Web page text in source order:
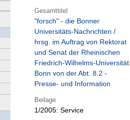
Gesamttitel
"forsch" - die Bonner
Universitäts-Nachrichten /
hrsg. im Auftrag von Rektorat
und Senat der Rheinischen
Friedrich-Wilhelms-Universität
Bonn von der Abt. 8.2 -
Presse- und Information
Beilage
1/2005: Service